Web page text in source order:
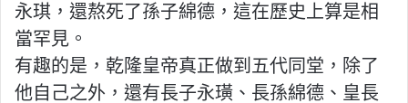
永琪，還熬死了孫子綿德，這在歷史上算是相
當罕見。
有趣的是，乾隆皇帝真正做到五代同堂，除了
他自己之外，還有長子永璜、長孫綿德、皇長